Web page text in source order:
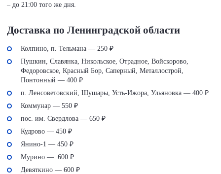
– до 21:00 того же дня.
Доставка по Ленинградской области
Колпино, п. Тельмана — 250 ₽
Пушкин, Славянка, Никольское, Отрадное, Войскорово,
Федоровское, Красный Бор, Саперный, Металлострой,
Понтонный — 400 ₽
п. Ленсоветовский, Шушары, Усть-Ижора, Ульяновка — 400 ₽
Коммунар — 550 ₽
пос. им. Свердлова — 650 ₽
Кудрово — 450 ₽
Янино-1 — 450 ₽
Мурино — 600 ₽
Девяткино — 600 ₽